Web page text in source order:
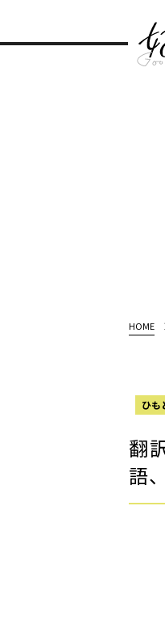
HOME
ひも
翻
語